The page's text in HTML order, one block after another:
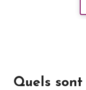
Quels